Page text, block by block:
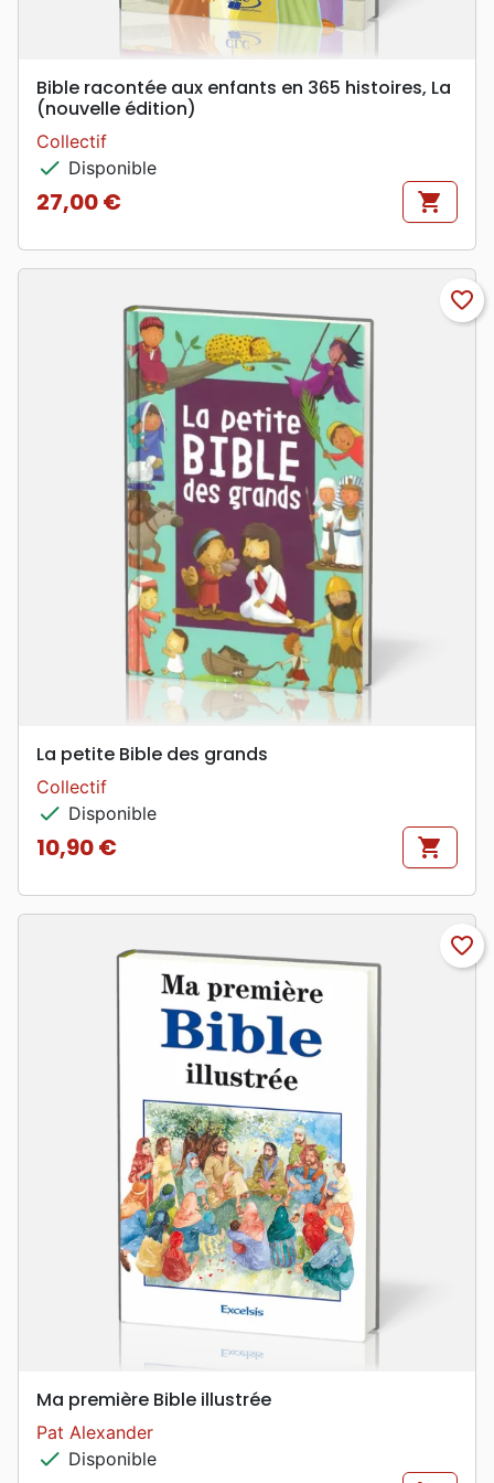
Bible racontée aux enfants en 365 histoires, La
(nouvelle édition)
Collectif
check Disponible
Prix
27,00 € shopping_cart
favorite_border
La petite Bible des grands
Collectif
check Disponible
Prix
10,90 € shopping_cart
favorite_border
Ma première Bible illustrée
Pat Alexander
check Disponible